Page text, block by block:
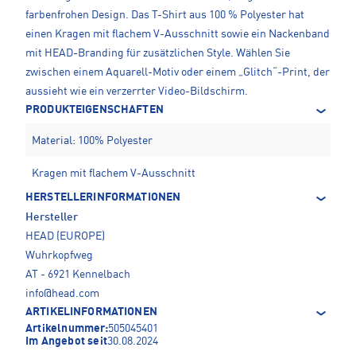
farbenfrohen Design. Das T-Shirt aus 100 % Polyester hat
einen Kragen mit flachem V-Ausschnitt sowie ein Nackenband
mit HEAD-Branding für zusätzlichen Style. Wählen Sie
zwischen einem Aquarell-Motiv oder einem „Glitch“-Print, der
aussieht wie ein verzerrter Video-Bildschirm.
PRODUKTEIGENSCHAFTEN
Material: 100% Polyester
Kragen mit flachem V-Ausschnitt
HERSTELLERINFORMATIONEN
Hersteller
HEAD (EUROPE)
Wuhrkopfweg
AT - 6921 Kennelbach
info@head.com
ARTIKELINFORMATIONEN
Artikelnummer:505045401
Im Angebot seit30.08.2024